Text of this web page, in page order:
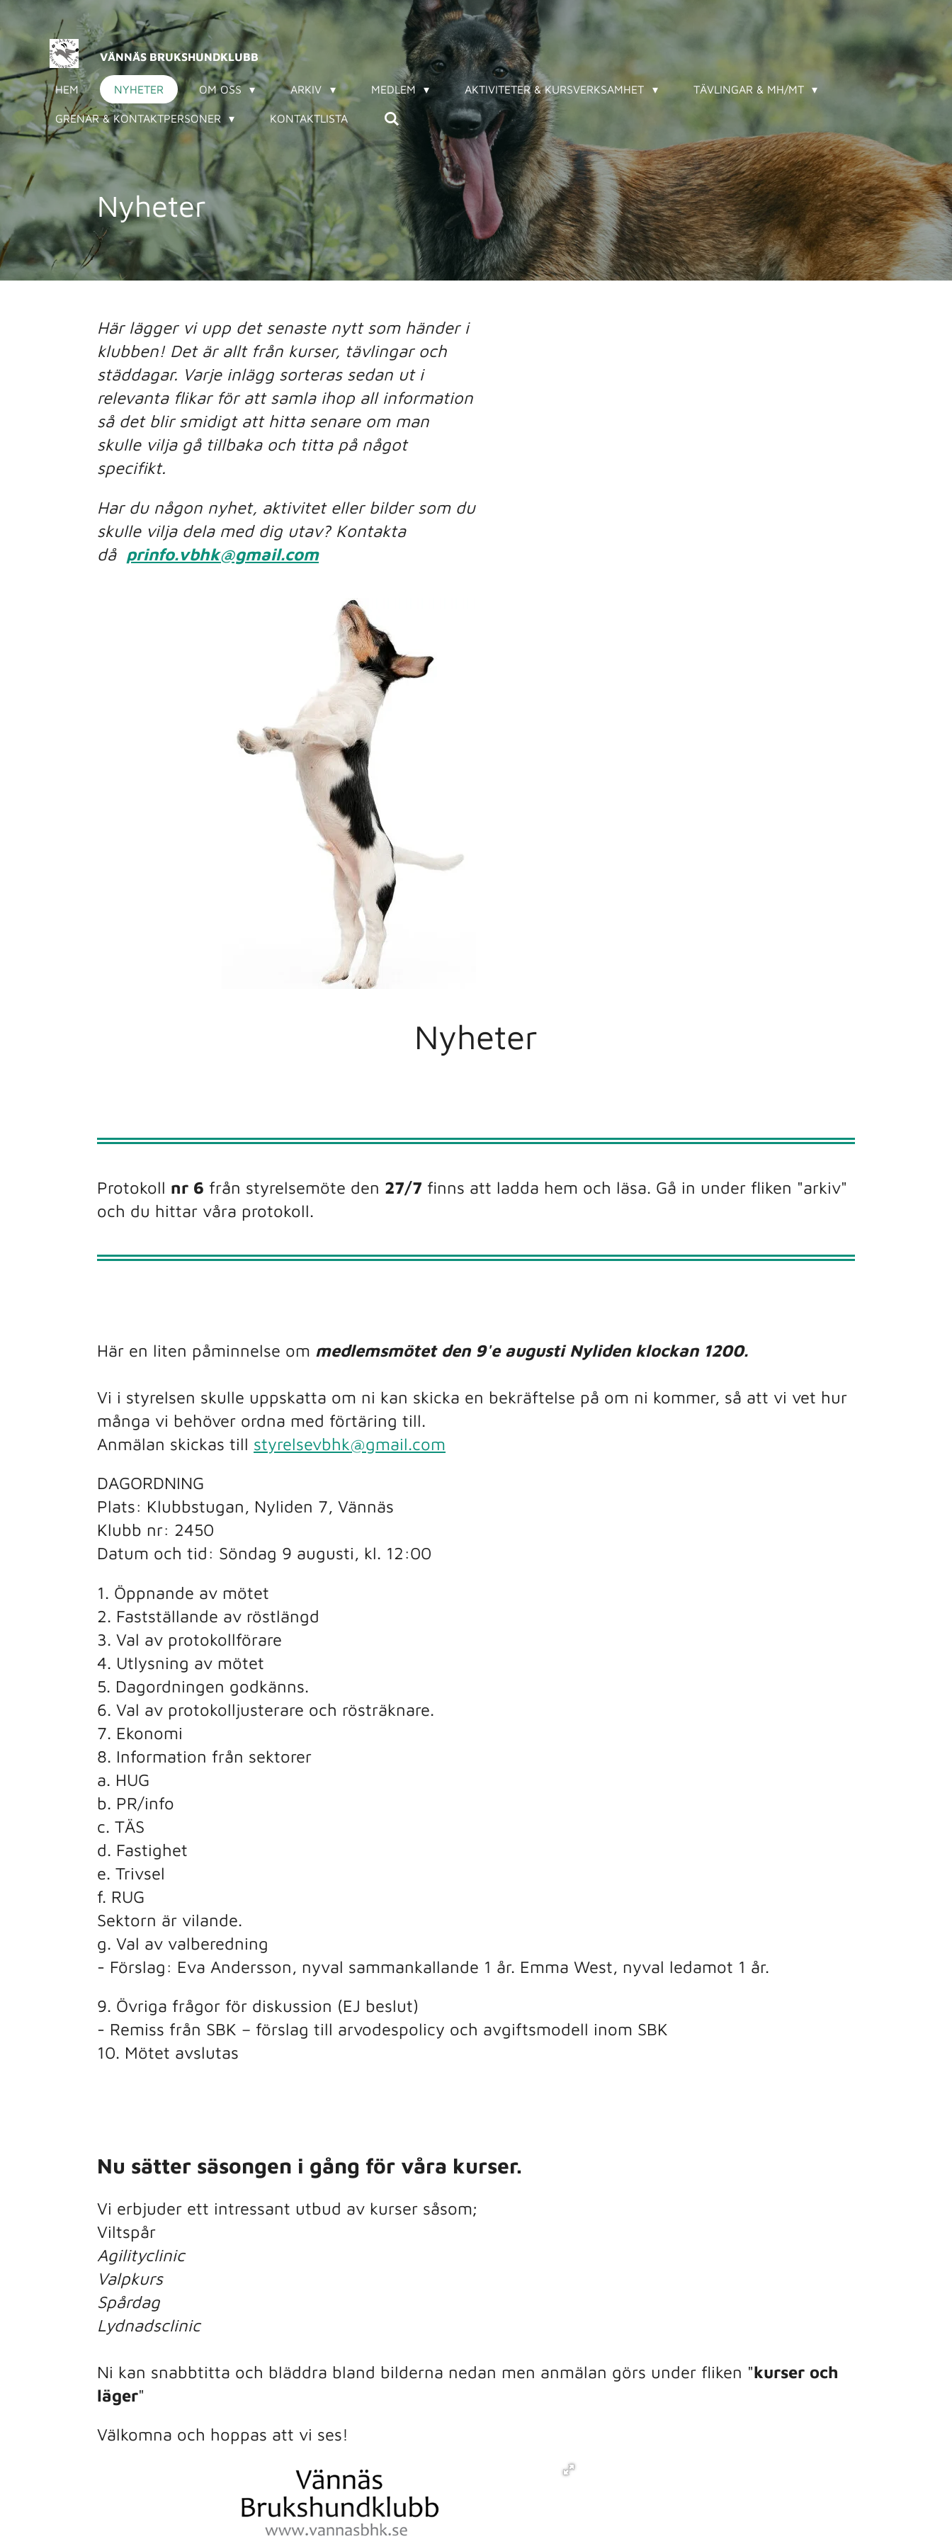
huvudinnehållet
VÄNNÄS BRUKSHUNDKLUBB
HEM NYHETER OM OSS ARKIV MEDLEM AKTIVITETER & KURSVERKSAMHET TÄVLINGAR & MH/MT
GRENAR & KONTAKTPERSONER KONTAKTLISTA
Nyheter
Här lägger vi upp det senaste nytt som händer i
klubben! Det är allt från kurser, tävlingar och
städdagar. Varje inlägg sorteras sedan ut i
relevanta flikar för att samla ihop all information
så det blir smidigt att hitta senare om man
skulle vilja gå tillbaka och titta på något
specifikt.
Har du någon nyhet, aktivitet eller bilder som du
skulle vilja dela med dig utav? Kontakta
då prinfo.vbhk@gmail.com
Nyheter
Protokoll nr 6 från styrelsemöte den 27/7 finns att ladda hem och läsa. Gå in under fliken "arkiv"
och du hittar våra protokoll.
Här en liten påminnelse om medlemsmötet den 9'e augusti Nyliden klockan 1200.
Vi i styrelsen skulle uppskatta om ni kan skicka en bekräftelse på om ni kommer, så att vi vet hur
många vi behöver ordna med förtäring till.
Anmälan skickas till styrelsevbhk@gmail.com
DAGORDNING
Plats: Klubbstugan, Nyliden 7, Vännäs
Klubb nr: 2450
Datum och tid: Söndag 9 augusti, kl. 12:00
1. Öppnande av mötet
2. Fastställande av röstlängd
3. Val av protokollförare
4. Utlysning av mötet
5. Dagordningen godkänns.
6. Val av protokolljusterare och rösträknare.
7. Ekonomi
8. Information från sektorer
a. HUG
b. PR/info
c. TÄS
d. Fastighet
e. Trivsel
f. RUG
Sektorn är vilande.
g. Val av valberedning
- Förslag: Eva Andersson, nyval sammankallande 1 år. Emma West, nyval ledamot 1 år.
9. Övriga frågor för diskussion (EJ beslut)
- Remiss från SBK – förslag till arvodespolicy och avgiftsmodell inom SBK
10. Mötet avslutas
Nu sätter säsongen i gång för våra kurser.
Vi erbjuder ett intressant utbud av kurser såsom;
Viltspår
Agilityclinic
Valpkurs
Spårdag
Lydnadsclinic
Ni kan snabbtitta och bläddra bland bilderna nedan men anmälan görs under fliken "kurser och
läger"
Välkomna och hoppas att vi ses!